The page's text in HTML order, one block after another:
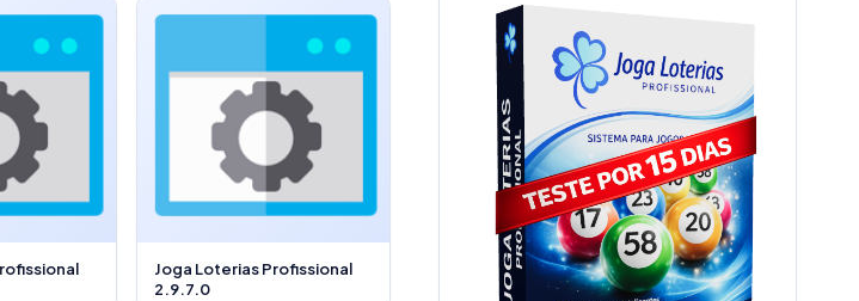
Joga Loterias Profissional
2.9.7.0